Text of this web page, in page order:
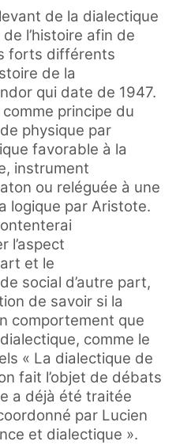
de la dialectique
l’histoire afin de
forts différents
de la
qui date de 1947.
principe du
physique par
favorable à la
instrument
ou reléguée à une
logique par Aristote.
l’aspect
et le
social d’autre part,
de savoir si la
comportement que
comme le
« La dialectique de
fait l’objet de débats
a déjà été traitée
par Lucien
et dialectique ».